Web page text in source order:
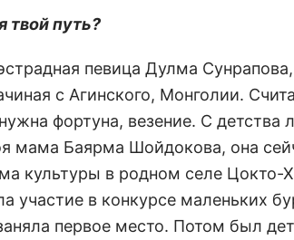
твой путь?
певица Дулма
с Агинского, Монголии.
фортуна, везение. С детства
мама Баярма Шойдокова, она
культуры в родном селе Цокто-
участие в конкурсе маленьких
первое место. Потом был